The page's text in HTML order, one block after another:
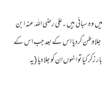
سبائی ہیں ۔علی رضی اللہ عنہ ابن
جلاوطن کردیا اس کے بعد جب اس کے
کیا تو انہوں ان کو جلا دیا (یہ